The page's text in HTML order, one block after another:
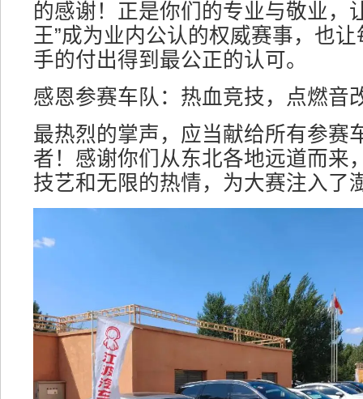
的感谢！正是你们的专业与敬业，
王”成为业内公认的权威赛事，也
手的付出得到最公正的认可。
感恩参赛车队：热血竞技，点燃音
最热烈的掌声，应当献给所有参赛
者！感谢你们从东北各地远道而来
技艺和无限的热情，为大赛注入了